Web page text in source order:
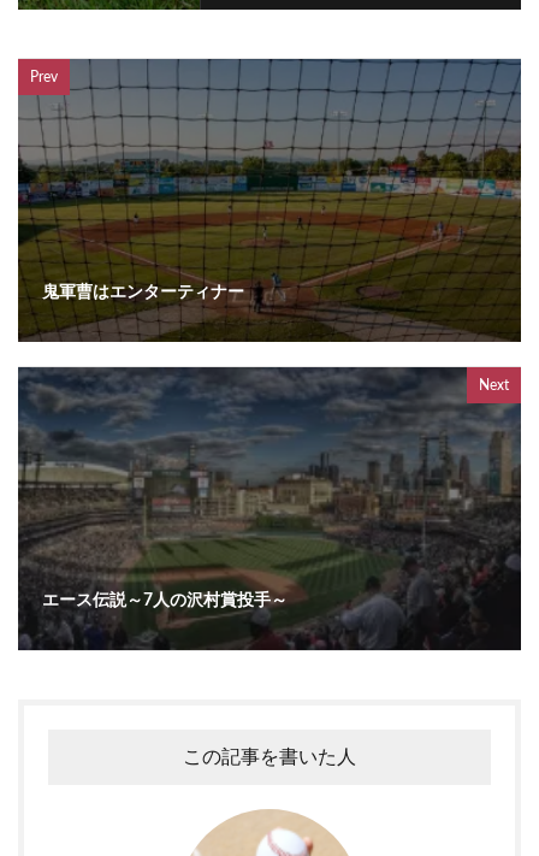
Prev
鬼軍曹はエンターティナー
Next
エース伝説～7人の沢村賞投手～
この記事を書いた人